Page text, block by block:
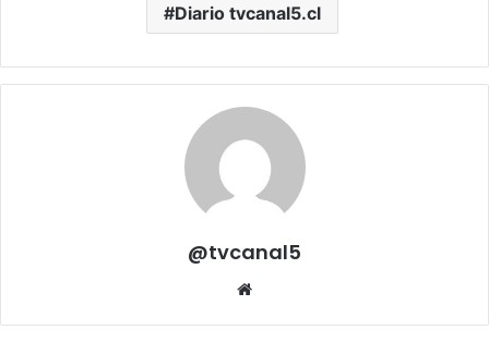
Diario tvcanal5.cl
@tvcanal5